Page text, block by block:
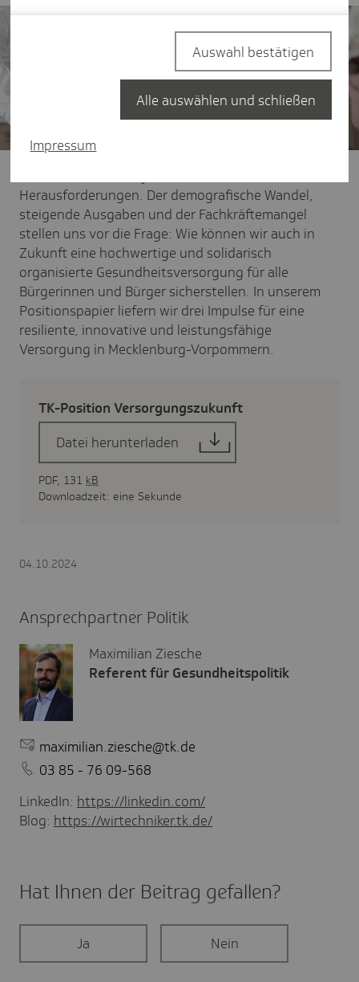
Herausforderungen. Der demografische Wandel,
steigende Ausgaben und der Fachkräftemangel
stellen uns vor die Frage: Wie können wir auch in
Zukunft eine hochwertige und solidarisch
organisierte Gesundheitsversorgung für alle
Bürgerinnen und Bürger sicherstellen. In unserem
Positionspapier liefern wir drei Impulse für eine
resiliente, innovative und leistungsfähige
Versorgung in Mecklenburg-Vorpommern.
TK-Posi­tion Versor­gungs­zu­kunft
Datei herunterladen
PDF, 131 kB
Downloadzeit: eine Sekunde
04.10.2024
Ansprechpartner Politik
Maximilian Ziesche
Referent für Gesundheitspolitik
maximilian.ziesche@tk.de
03 85 - 76 09-568
LinkedIn: https://linkedin.com/
Blog: https://wirtechniker.tk.de/
Hat Ihnen der Beitrag gefal­len?
Ja Nein
Impressum
Auswahl bestätigen
Alle auswählen und schließen